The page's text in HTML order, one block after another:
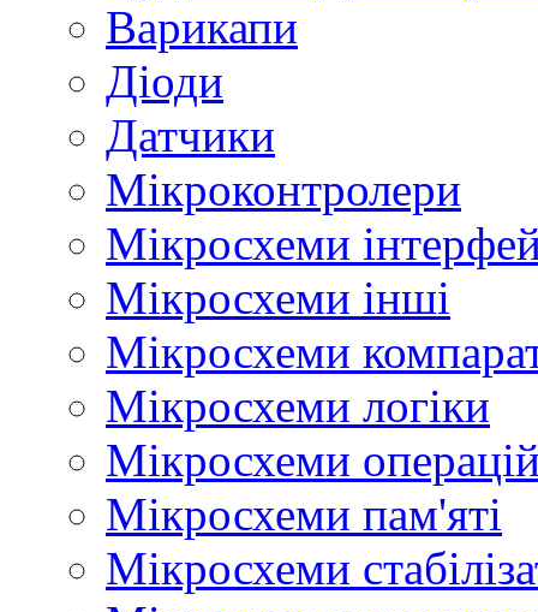
Варикапи
Діоди
Датчики
Мікроконтролери
Мікросхеми
Мікросхеми інші
Мікросхеми
Мікросхеми логіки
Мікросхеми
Мікросхеми пам'яті
Мікросхеми